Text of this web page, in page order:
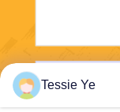
Tessie Ye